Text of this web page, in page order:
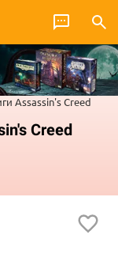
Assassin's Creed
Creed